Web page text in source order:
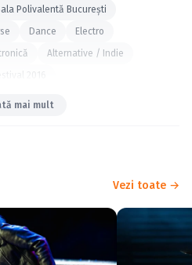
Polivalentă Bucureşti
Dance
Electro
Alternative / Indie
mai mult
Vezi toate →